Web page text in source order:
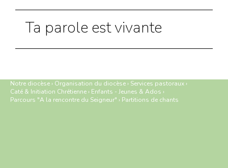
Ta parole est vivante
Notre diocèse › Organisation du diocèse › Services pastoraux ›
Caté & Initiation Chrétienne › Enfants - Jeunes & Ados ›
Parcours "A la rencontre du Seigneur" › Partitions de chants